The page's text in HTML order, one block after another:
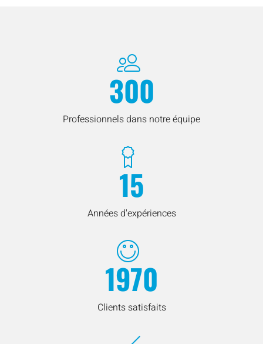
300
Professionnels dans notre équipe
15
Années d'expériences
1970
Clients satisfaits